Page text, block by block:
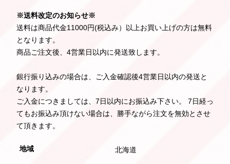
※送料改定のお知らせ※
送料は商品代金11000円(税込み）以上お買い上げの方は無料
となります。
商品ご注文後、4営業日以内に発送致します。
銀行振り込みの場合は、ご入金確認後4営業日以内の発送と
なります。
ご入金につきましては、7日以内にお振込み下さい。 7日経っ
てもお振込み頂けない場合は、勝手ながら注文を無効とさせ
て頂きます。
北海道